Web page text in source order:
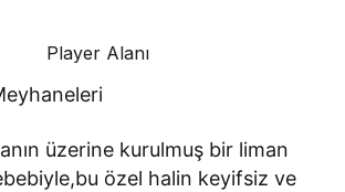
Player Alanı
üzerine kurulmuş bir liman
özel halin keyifsiz ve